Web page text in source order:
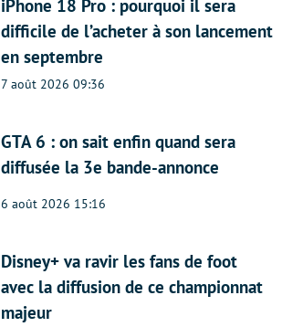
iPhone 18 Pro : pourquoi il sera
difficile de l’acheter à son lancement
en septembre
7 août 2026 09:36
GTA 6 : on sait enfin quand sera
diffusée la 3e bande-annonce
6 août 2026 15:16
Disney+ va ravir les fans de foot
avec la diffusion de ce championnat
majeur